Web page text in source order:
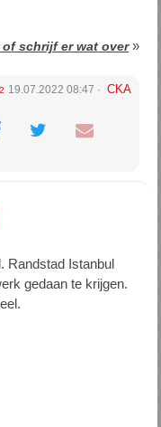
of schrijf er wat over»
19.07.2022 08:47 CKA
Randstad Istanbul
gedaan te krijgen.